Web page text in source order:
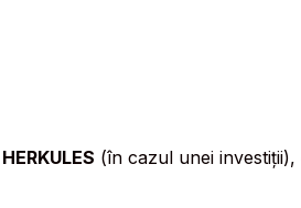
HERKULES (în cazul unei